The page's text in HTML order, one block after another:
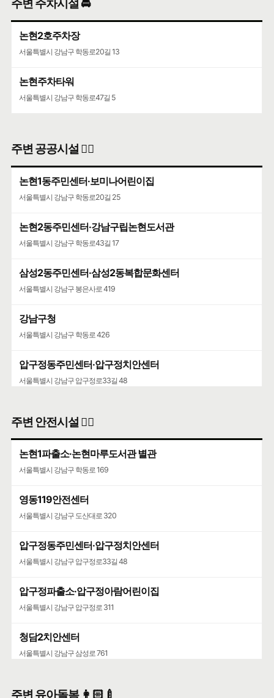
주변 주차시설 🚘
논현2호주차장
서울특별시 강남구 학동로20길 13
논현주차타워
서울특별시 강남구 학동로47길 5
주변 공공시설 👨‍✈️
논현1동주민센터·보미나어린이집
서울특별시 강남구 학동로20길 25
논현2동주민센터·강남구립논현도서관
서울특별시 강남구 학동로43길 17
삼성2동주민센터·삼성2동복합문화센터
서울특별시 강남구 봉은사로 419
강남구청
서울특별시 강남구 학동로 426
압구정동주민센터·압구정치안센터
서울특별시 강남구 압구정로33길 48
서울특별시 강남구 압구정로79길 26
주변 안전시설 👮‍♀️
논현1파출소·논현마루도서관 별관
서울특별시 강남구 학동로 169
영동119안전센터
서울특별시 강남구 도산대로 320
압구정동주민센터·압구정치안센터
서울특별시 강남구 압구정로33길 48
압구정파출소·압구정아람어린이집
서울특별시 강남구 압구정로 311
청담2치안센터
서울특별시 강남구 삼성로 761
주변 유아돌봄 👩🏻‍🍼